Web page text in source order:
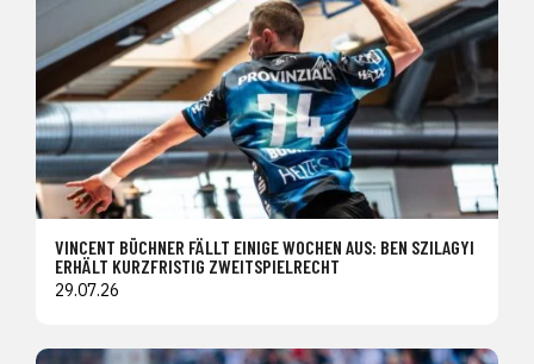
VINCENT BÜCHNER FÄLLT EINIGE WOCHEN AUS: BEN SZILAGYI
ERHÄLT KURZFRISTIG ZWEITSPIELRECHT
29.07.26